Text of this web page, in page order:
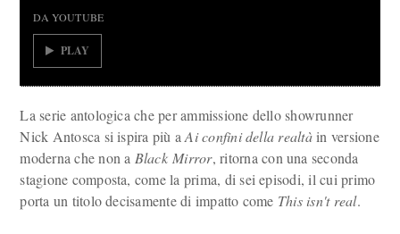
DA YOUTUBE
PLAY
La serie antologica che per ammissione dello showrunner
Nick Antosca si ispira più aAi confini della realtàin versione
moderna che non a Black Mirror, ritorna con una seconda
stagione composta, come la prima, di sei episodi, il cui primo
porta un titolo decisamente di impatto come This isn't real.